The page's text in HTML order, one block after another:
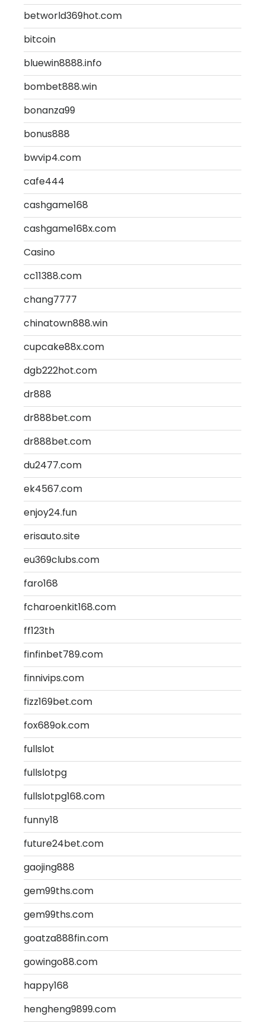
betworld369hot.com
bitcoin
bluewin8888.info
bombet888.win
bonanza99
bonus888
bwvip4.com
cafe444
cashgame168
cashgame168x.com
Casino
cc11388.com
chang7777
chinatown888.win
cupcake88x.com
dgb222hot.com
dr888
dr888bet.com
dr888bet.com
du2477.com
ek4567.com
enjoy24.fun
erisauto.site
eu369clubs.com
faro168
fcharoenkit168.com
ff123th
finfinbet789.com
finnivips.com
fizz169bet.com
fox689ok.com
fullslot
fullslotpg
fullslotpg168.com
funny18
future24bet.com
gaojing888
gem99ths.com
gem99ths.com
goatza888fin.com
gowingo88.com
happy168
hengheng9899.com